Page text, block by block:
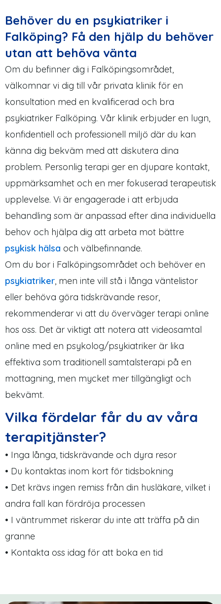
Behöver du en psykiatriker i
Falköping? Få den hjälp du behöver
utan att behöva vänta
Om du befinner dig i Falköpingsområdet,
välkomnar vi dig till vår privata klinik för en
konsultation med en kvalificerad och bra
psykiatriker Falköping. Vår klinik erbjuder en lugn,
konfidentiell och professionell miljö där du kan
känna dig bekväm med att diskutera dina
problem. Personlig terapi ger en djupare kontakt,
uppmärksamhet och en mer fokuserad terapeutisk
upplevelse. Vi är engagerade i att erbjuda
behandling som är anpassad efter dina individuella
behov och hjälpa dig att arbeta mot bättre
psykisk hälsa och välbefinnande.
Om du bor i Falköpingsområdet och behöver en
psykiatriker, men inte vill stå i långa väntelistor
eller behöva göra tidskrävande resor,
rekommenderar vi att du överväger terapi online
hos oss. Det är viktigt att notera att videosamtal
online med en psykolog/psykiatriker är lika
effektiva som traditionell samtalsterapi på en
mottagning, men mycket mer tillgängligt och
bekvämt.
Vilka fördelar får du av våra
terapitjänster?
• Inga långa, tidskrävande och dyra resor
• Du kontaktas inom kort för tidsbokning
• Det krävs ingen remiss från din husläkare, vilket i
andra fall kan fördröja processen
• I väntrummet riskerar du inte att träffa på din
granne
• Kontakta oss idag för att boka en tid